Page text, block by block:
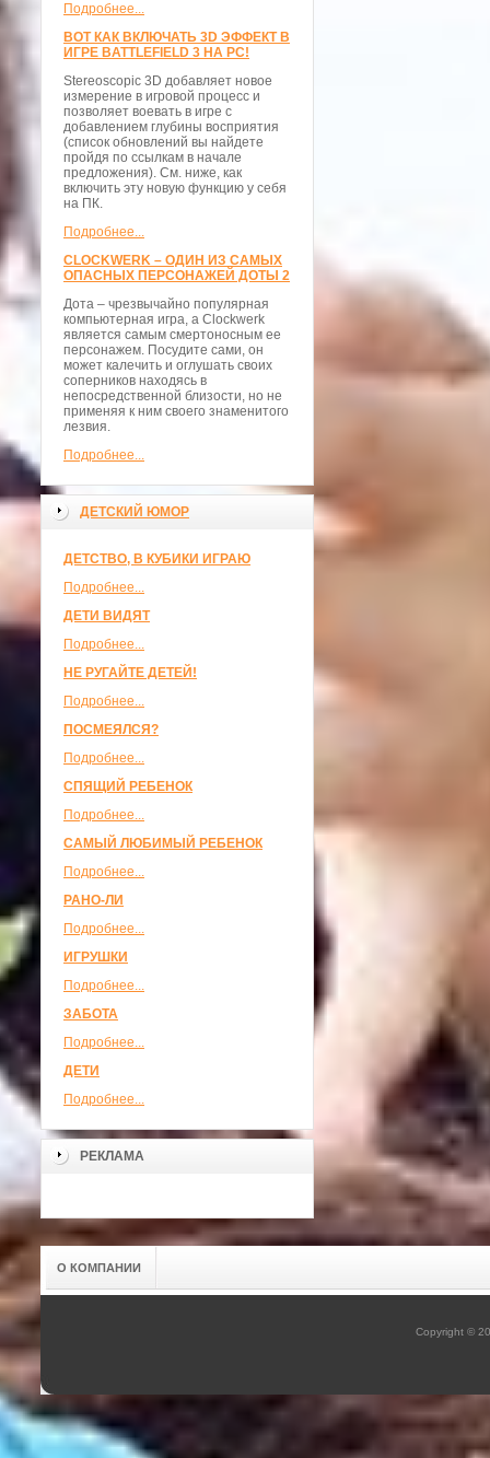
Подробнее...
ВОТ КАК ВКЛЮЧАТЬ 3D ЭФФЕКТ В
ИГРЕ BATTLEFIELD 3 НА PC!
Stereoscopic 3D добавляет новое
измерение в игровой процесс и
позволяет воевать в игре с
добавлением глубины восприятия
(список обновлений вы найдете
пройдя по ссылкам в начале
предложения). См. ниже, как
включить эту новую функцию у себя
на ПК.
Подробнее...
CLOCKWERK – ОДИН ИЗ САМЫХ
ОПАСНЫХ ПЕРСОНАЖЕЙ ДОТЫ 2
Дота – чрезвычайно популярная
компьютерная игра, а Clockwerk
является самым смертоносным ее
персонажем. Посудите сами, он
может калечить и оглушать своих
соперников находясь в
непосредственной близости, но не
применяя к ним своего знаменитого
лезвия.
Подробнее...
ДЕТСКИЙ ЮМОР
ДЕТСТВО, В КУБИКИ ИГРАЮ
Подробнее...
ДЕТИ ВИДЯТ
Подробнее...
НЕ РУГАЙТЕ ДЕТЕЙ!
Подробнее...
ПОСМЕЯЛСЯ?
Подробнее...
СПЯЩИЙ РЕБЕНОК
Подробнее...
САМЫЙ ЛЮБИМЫЙ РЕБЕНОК
Подробнее...
РАНО-ЛИ
Подробнее...
ИГРУШКИ
Подробнее...
ЗАБОТА
Подробнее...
ДЕТИ
Подробнее...
РЕКЛАМА
О КОМПАНИИ
Copyright ©